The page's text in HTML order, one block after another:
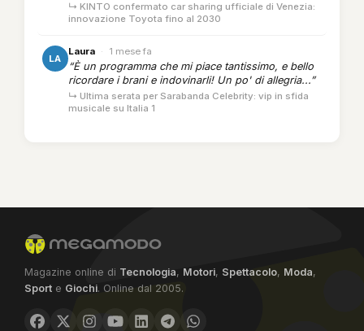
↳ KINTO confermato car sharing ufficiale di Venezia:
innovazione Toyota fino al 2030
LA
Laura · 1 mese fa
“È un programma che mi piace tantissimo, e bello
ricordare i brani e indovinarli! Un po' di allegria...”
↳ Ultima serata per Sarabanda Celebrity: vip in sfida
musicale su Italia 1
Magazine online di Tecnologia, Motori, Spettacolo, Moda,
Sport e Giochi. Online dal 2005.